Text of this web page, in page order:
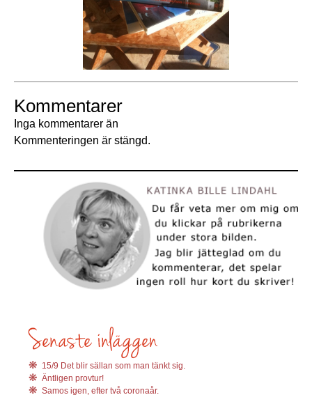
Kommentarer
Inga kommentarer än
Kommenteringen är stängd.
15/9 Det blir sällan som man tänkt sig.
Äntligen provtur!
Samos igen, efter två coronaår.